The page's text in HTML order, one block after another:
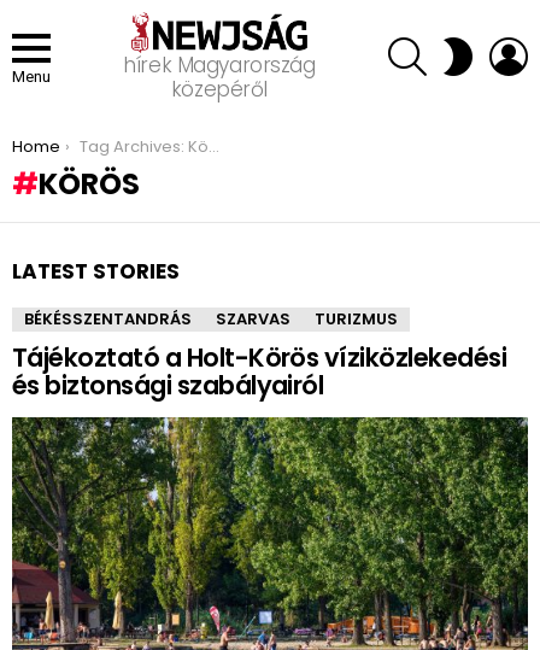
Menu
hírek Magyarország
közepéről
SEARCH SWITCH
SKIN
You are here:
Home Tag Archives: Körös
KÖRÖS
LATEST STORIES
BÉKÉSSZENTANDRÁS SZARVAS TURIZMUS
Tájékoztató a Holt-Körös víziközlekedési
és biztonsági szabályairól